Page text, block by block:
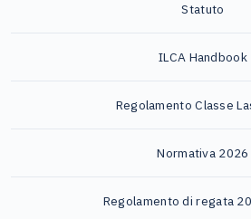
Statuto
ILCA Handbook
Regolamento Classe
Normativa 2026
Regolamento di regata